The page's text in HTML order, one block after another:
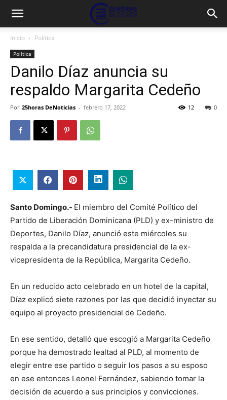
Inicio Política
Política
Danilo Díaz anuncia su
respaldo Margarita Cedeño
Por 25horas DeNoticias - febrero 17, 2022 0
12
Santo Domingo.- El miembro del Comité Político del
Partido de Liberación Dominicana (PLD) y ex-ministro de
Deportes, Danilo Díaz, anunció este miércoles su
respalda a la precandidatura presidencial de la ex-
vicepresidenta de la República, Margarita Cedeño.
En un reducido acto celebrado en un hotel de la capital,
Díaz explicó siete razones por las que decidió inyectar su
equipo al proyecto presidencial de Cedeño.
En ese sentido, detalló que escogió a Margarita Cedeño
porque ha demostrado lealtad al PLD, al momento de
elegir entre ese partido o seguir los pasos a su esposo
en ese entonces Leonel Fernández, sabiendo tomar la
decisión de acuerdo a sus principios y convicciones.